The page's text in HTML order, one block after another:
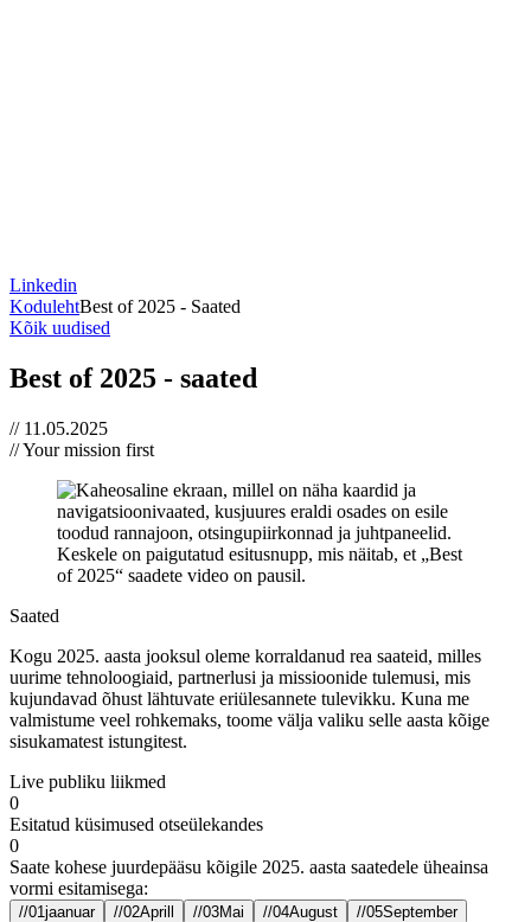
Linkedin
KodulehtBest of 2025 - Saated
Kõik uudised
Best of 2025 - saated
// 11.05.2025
// Your mission first
Saated
Kogu 2025. aasta jooksul oleme korraldanud rea saateid, milles
uurime tehnoloogiaid, partnerlusi ja missioonide tulemusi, mis
kujundavad õhust lähtuvate eriülesannete tulevikku. Kuna me
valmistume veel rohkemaks, toome välja valiku selle aasta kõige
sisukamatest istungitest.
Live publiku liikmed
0
Esitatud küsimused otseülekandes
0
Saate kohese juurdepääsu kõigile 2025. aasta saatedele üheainsa
vormi esitamisega:
//01 jaanuar //02Aprill //03Mai //04August //05September